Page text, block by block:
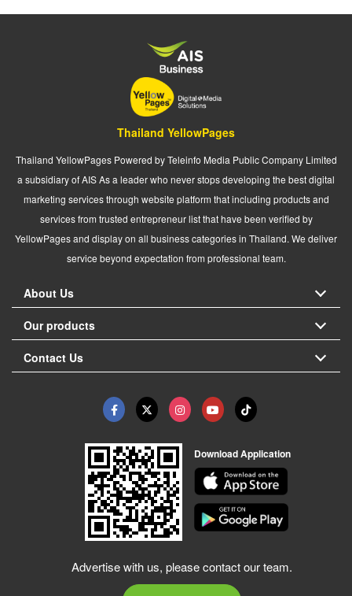
Thailand YellowPages
Thailand YellowPages Powered by Teleinfo Media Public Company Limited
a subsidiary of AIS As a leader who never stops developing the best digital
marketing services through website platform that including products and
services from trusted entrepreneur list that have been verified by
YellowPages and display on all business categories in Thailand. We deliver
service beyond expectation from professional team.
About Us
Our products
Contact Us
Download Application
Advertise with us, please contact our team.